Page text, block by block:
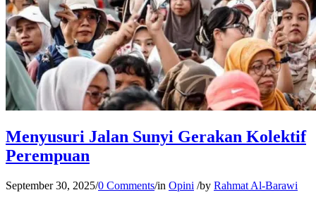
Menyusuri Jalan Sunyi Gerakan Kolektif
Perempuan
September 30, 2025/0 Comments/in Opini /by Rahmat Al-Barawi